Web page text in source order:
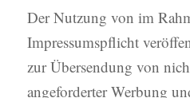
Der Nutzung von im
Impressumspflicht
zur Übersendung von
angeforderter Werbung